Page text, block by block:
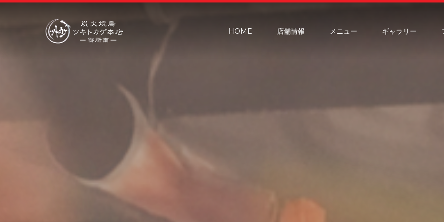
HOME 店舗情報 メニュー ギャラリー